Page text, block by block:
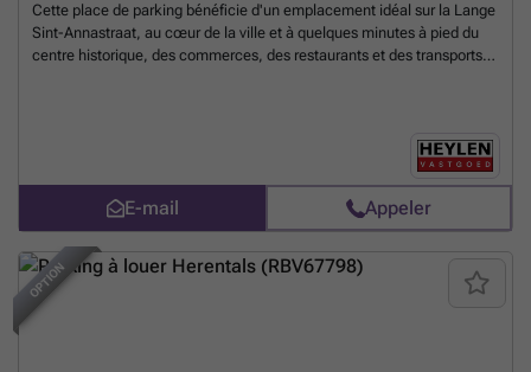
Cette place de parking bénéficie d'un emplacement idéal sur la Lange
Sint-Annastraat, au cœur de la ville et à quelques minutes à pied du
centre historique, des commerces, des restaurants et des transports
E-mail Appeler
OPTION